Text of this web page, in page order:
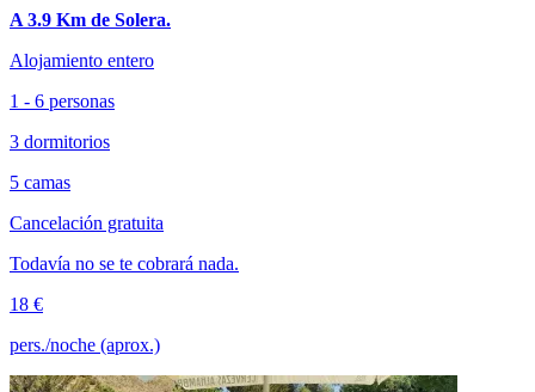
A 3.9 Km de Solera.
Alojamiento entero
1 - 6 personas
3 dormitorios
5 camas
Cancelación gratuita
Todavía no se te cobrará nada.
18 €
pers./noche (aprox.)